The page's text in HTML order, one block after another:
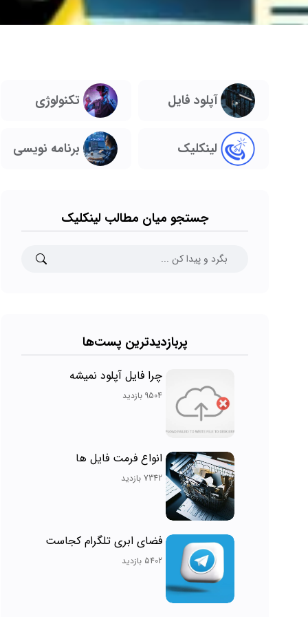
آپلود فایل تکنولوژی
لینکلیک برنامه نویسی
جستجو میان مطالب لینکلیک
پربازدیدترین پست‌ها
چرا فایل آپلود نمیشه
9504 بازدید
انواع فرمت فایل ها
7342 بازدید
فضای ابری تلگرام کجاست
5402 بازدید